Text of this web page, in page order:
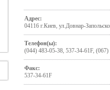
Адрес:
04116 г.Киев, ул.Довнар-
Телефон(ы):
(044) 483-05-38, 537-34-61F,
Факс:
537-34-61F